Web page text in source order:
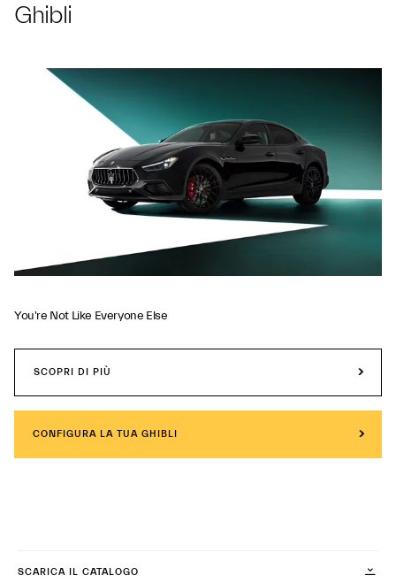
Ghibli
You're Not Like Everyone Else
SCOPRI DI PIÙ
CONFIGURA LA TUA GHIBLI
SCARICA IL CATALOGO